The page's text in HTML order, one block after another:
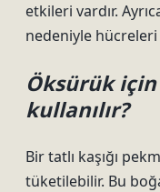
etkileri vardır.
nedeniyle
Öksürük için
kullanılır?
Bir tatlı kaşığı
tüketilebilir. Bu